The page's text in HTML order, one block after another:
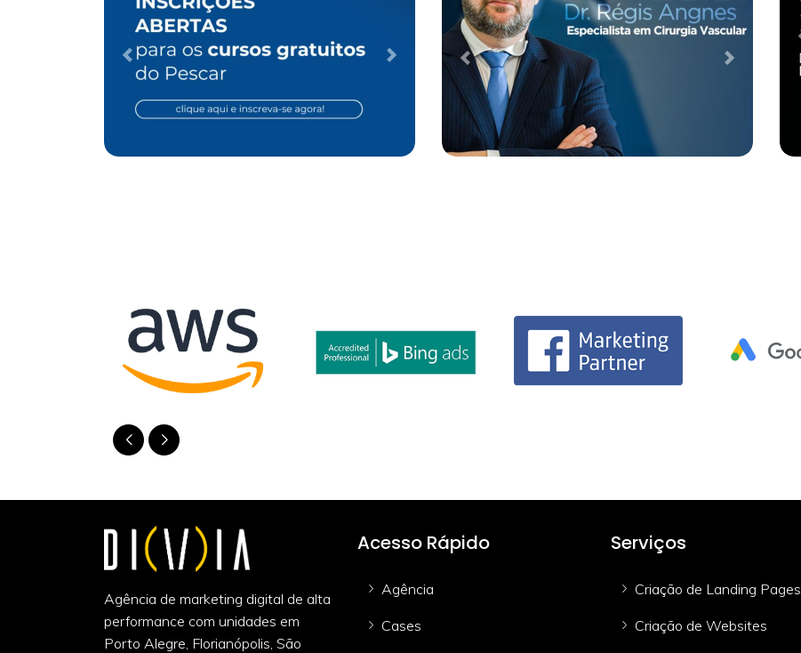
Case de Otimização de SEO para
Clínica de Cirurgia Vascular
Desenvolvimento Web
Case de Otimização de SEO para
Empresa de TI e Segurança da
Informação
Desenvolvimento Web
Performance
Agência de marketing digital de alta
performance com unidades em
Porto Alegre, Florianópolis, São
Acesso Rápido
Agência
Cases
Serviços
Criação de Landing Pages
Criação de Websites